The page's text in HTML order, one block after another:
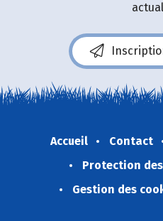
Accueil Contact
Protection
Gestion des